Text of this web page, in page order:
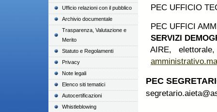
Ufficio relazioni con il pubblico
Archivio documentale
Trasparenza, Valutazione e
Merito
Statuto e Regolamenti
Privacy
Note legali
Elenco siti tematici
Autocertificazioni
Whistleblowing
PEC UFFICIO
PEC UFFICI
SERVIZI
AIRE,
PEC